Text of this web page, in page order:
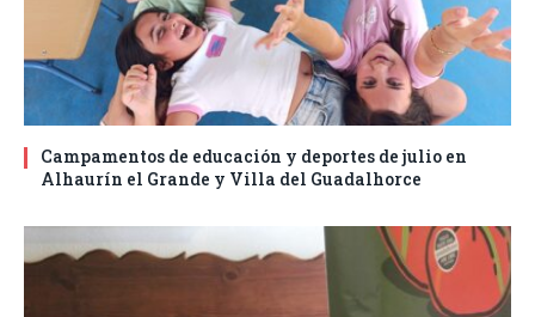
Campamentos de educación y deportes de julio en
Alhaurín el Grande y Villa del Guadalhorce